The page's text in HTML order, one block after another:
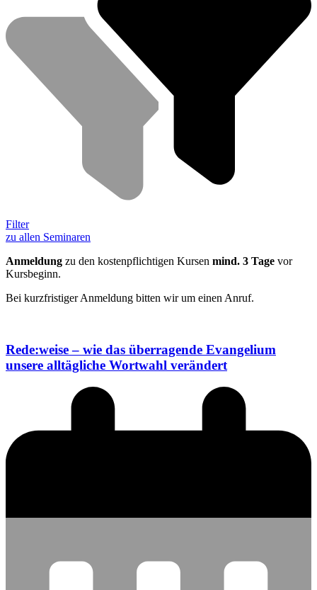
Filter
zu allen Seminaren
Anmeldung zu den kostenpflichtigen Kursen mind. 3 Tage vor
Kursbeginn.
Bei kurzfristiger Anmeldung bitten wir um einen Anruf.
Rede:weise – wie das überragende Evangelium
unsere alltägliche Wortwahl verändert